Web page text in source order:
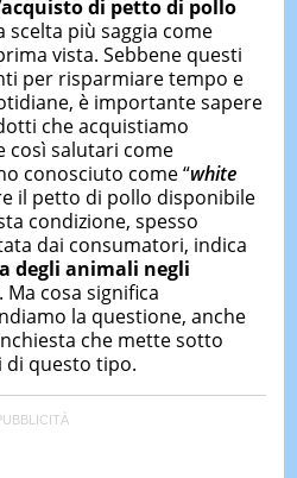
di petto di pollo
più saggia come
vista. Sebbene questi
per risparmiare tempo e
è importante sapere
che acquistiamo
così salutari come
conosciuto come “white
il petto di pollo disponibile
condizione, spesso
dai consumatori, indica
degli animali negli
. Ma cosa significa
la questione, anche
che mette sotto
di questo tipo.